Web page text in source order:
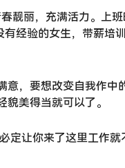
靓丽，充满活力。上班
经验的女生，带薪培
意，要想改变自我作中
美得当就可以了。
定让你来了这里工作就